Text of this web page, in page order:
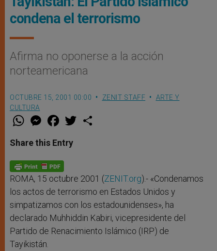
condena el terrorismo
Afirma no oponerse a la acción
norteamericana
OCTUBRE 15, 2001 00:00 ZENIT STAFF
ARTE Y
CULTURA
W
t
s
p
p
M
e
s
e
g
e
r
F
a
e
b
o
k
w
Share this Entry
ROMA, 15 octubre 2001 (ZENIT.org).- «Condenamos
los actos de terrorismo en Estados Unidos y
simpatizamos con los estadounidenses», ha
declarado Muhhiddin Kabiri, vicepresidente del
Partido de Renacimiento Islámico (IRP) de
Tayikistán.